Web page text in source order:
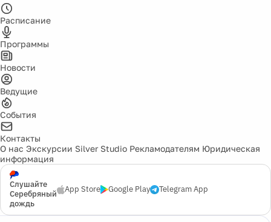
Расписание
Программы
Новости
Ведущие
События
Контакты
О нас Экскурсии Silver Studio Рекламодателям Юридическая
информация
Слушайте
Серебряный
дождь
App Store Google Play Telegram App